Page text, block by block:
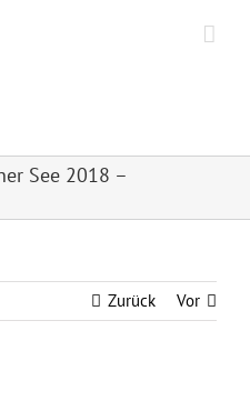
See 2018 –
Zurück Vor